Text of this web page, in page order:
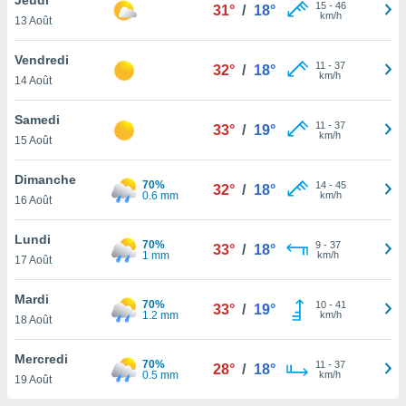
et
»,
au
vous
qu'ils
ou
le
ainsi
un
la
du
13 Août
31° / 18° 15- 46
km/h
Vendredi
14 Août
32° / 18° 11 - 37
km/h
Samedi
15 Août
33° / 19° 11 - 37
km/h
Dimanche
16 Août
70%
0.6 mm
32° / 18° 14- 45
km/h
Lundi
17 Août
70%
1 mm
33° / 18° 9- 37
km/h
Mardi
18 Août
70%
1.2 mm
33° / 19° 10- 41
km/h
Mercredi
19 Août
70%
0.5 mm
28° / 18° 11 - 37
km/h